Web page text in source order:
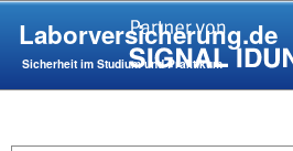
Laborversicherung.de
Sicherheit im Studium und Praktikum